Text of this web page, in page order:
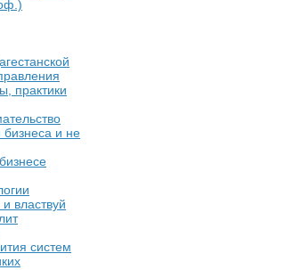
практики
и не
властвуй
систем